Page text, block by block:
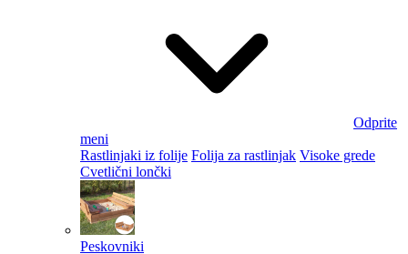
Odprite
meni
Rastlinjaki iz folije Folija za rastlinjak Visoke grede
Cvetlični lončki
Peskovniki